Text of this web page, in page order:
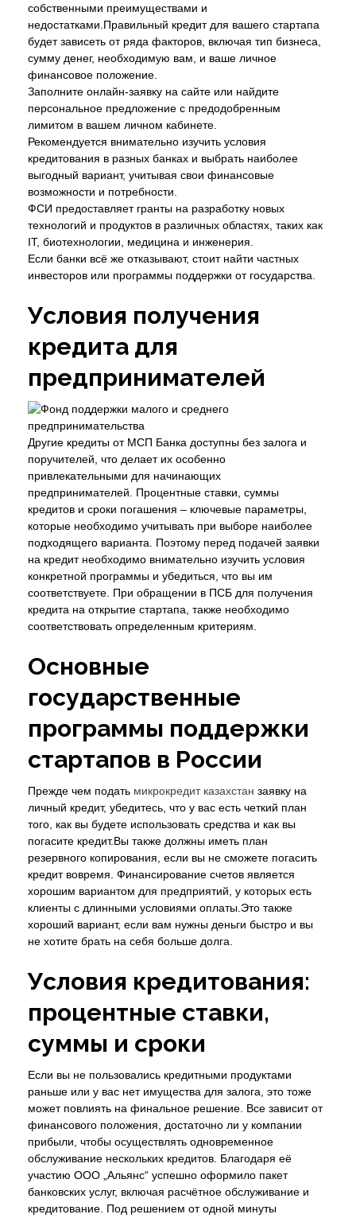
собственными преимуществами и
недостатками.Правильный кредит для вашего стартапа
будет зависеть от ряда факторов, включая тип бизнеса,
сумму денег, необходимую вам, и ваше личное
финансовое положение.
Заполните онлайн-заявку на сайте или найдите
персональное предложение с предодобренным
лимитом в вашем личном кабинете.
Рекомендуется внимательно изучить условия
кредитования в разных банках и выбрать наиболее
выгодный вариант, учитывая свои финансовые
возможности и потребности.
ФСИ предоставляет гранты на разработку новых
технологий и продуктов в различных областях, таких как
IT, биотехнологии, медицина и инженерия.
Если банки всё же отказывают, стоит найти частных
инвесторов или программы поддержки от государства.
Условия получения
кредита для
предпринимателей
Другие кредиты от МСП Банка доступны без залога и
поручителей, что делает их особенно
привлекательными для начинающих
предпринимателей. Процентные ставки, суммы
кредитов и сроки погашения – ключевые параметры,
которые необходимо учитывать при выборе наиболее
подходящего варианта. Поэтому перед подачей заявки
на кредит необходимо внимательно изучить условия
конкретной программы и убедиться, что вы им
соответствуете. При обращении в ПСБ для получения
кредита на открытие стартапа, также необходимо
соответствовать определенным критериям.
Основные
государственные
программы поддержки
стартапов в России
Прежде чем подать микрокредит казахстан заявку на
личный кредит, убедитесь, что у вас есть четкий план
того, как вы будете использовать средства и как вы
погасите кредит.Вы также должны иметь план
резервного копирования, если вы не сможете погасить
кредит вовремя. Финансирование счетов является
хорошим вариантом для предприятий, у которых есть
клиенты с длинными условиями оплаты.Это также
хороший вариант, если вам нужны деньги быстро и вы
не хотите брать на себя больше долга.
Условия кредитования:
процентные ставки,
суммы и сроки
Если вы не пользовались кредитными продуктами
раньше или у вас нет имущества для залога, это тоже
может повлиять на финальное решение. Все зависит от
финансового положения, достаточно ли у компании
прибыли, чтобы осуществлять одновременное
обслуживание нескольких кредитов. Благодаря её
участию ООО „Альянс“ успешно оформило пакет
банковских услуг, включая расчётное обслуживание и
кредитование. Под решением от одной минуты